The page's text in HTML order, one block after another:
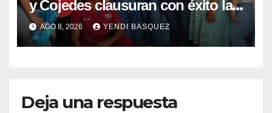
y Cojedes clausuran con éxito la
Semana Mundial de la Lactancia
Materna
AGO 8, 2026 YENDI BASQUEZ
Deja una respuesta